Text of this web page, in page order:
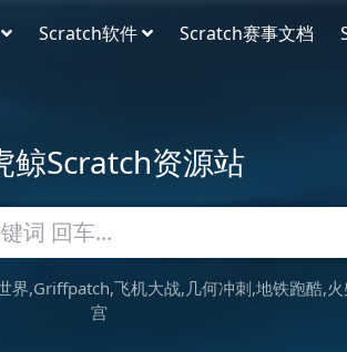
Scratch软件 Scratch赛事文档
鲸Scratch资源站
界 Griffpatch 飞机大战 几何冲刺 地铁跑酷
宫